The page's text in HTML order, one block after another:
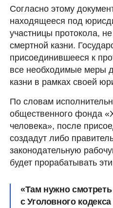
Согласно этому
находящееся под
участницы протокола,
смертной казни.
присоединившееся к
все необходимые меры
казни в рамках своей
По словам
общественного фонда
человека», после
создадут либо
законодательную
будет прорабатывать
«Там нужно
с Уголовного